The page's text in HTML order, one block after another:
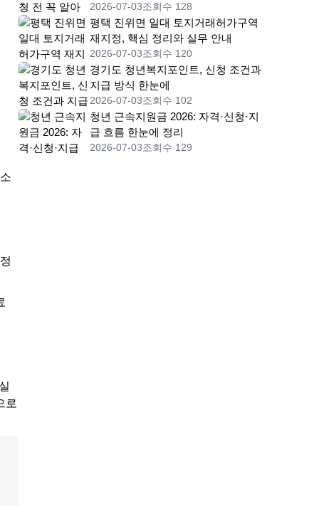
로
2026-07-03조회수 128
평택 진위면 일대 토지거래허가구역
재지정, 핵심 정리와 실무 안내
2026-07-03조회수 120
경기도 청년복지포인트, 신청 조건과
지급 방식 한눈에
2026-07-03조회수 102
청년 근속지원금 2026: 자격·신청·지
급 흐름 한눈에 정리
2026-07-03조회수 129